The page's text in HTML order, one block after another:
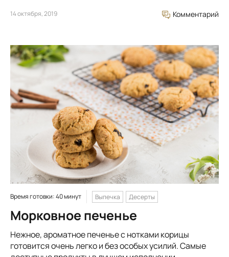
14 октября, 2019 Комментарий
Время готовки: 40 минут Выпечка Десерты
Морковное печенье
Нежное, ароматное печенье с нотками корицы
готовится очень легко и без особых усилий. Самые